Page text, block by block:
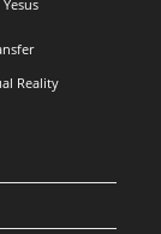
Reality